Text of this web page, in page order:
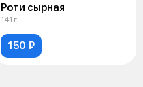
Роти сырная
141 г
150 ₽